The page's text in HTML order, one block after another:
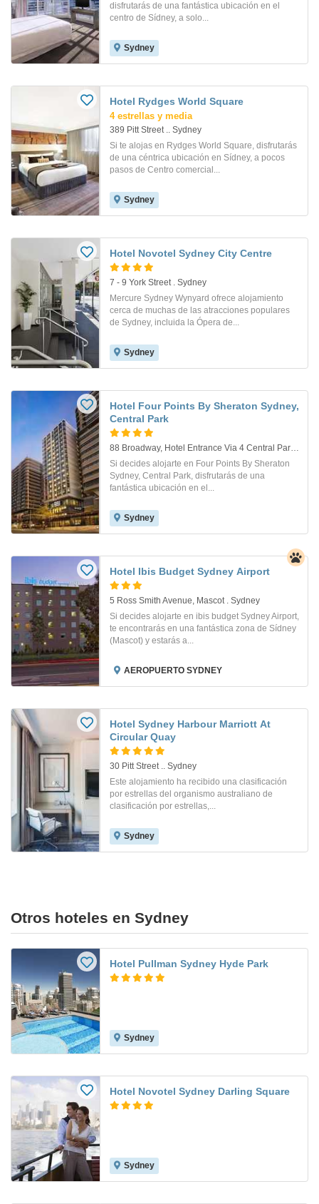
disfrutarás de una fantástica ubicación en el
centro de Sídney, a solo...
Sydney
Hotel Rydges World Square
4 estrellas y media
389 Pitt Street .. Sydney
Si te alojas en Rydges World Square, disfrutarás
de una céntrica ubicación en Sídney, a pocos
pasos de Centro comercial...
Sydney
Hotel Novotel Sydney City Centre
7 - 9 York Street . Sydney
Mercure Sydney Wynyard ofrece alojamiento
cerca de muchas de las atracciones populares
de Sydney, incluida la Ópera de...
Sydney
Hotel Four Points By Sheraton Sydney,
Central Park
88 Broadway, Hotel Entrance Via 4 Central Park Avenue Chippendale,. Sydney
Si decides alojarte en Four Points By Sheraton
Sydney, Central Park, disfrutarás de una
fantástica ubicación en el...
Sydney
Hotel Ibis Budget Sydney Airport
5 Ross Smith Avenue, Mascot . Sydney
Si decides alojarte en ibis budget Sydney Airport,
te encontrarás en una fantástica zona de Sídney
(Mascot) y estarás a...
AEROPUERTO SYDNEY
Hotel Sydney Harbour Marriott At
Circular Quay
30 Pitt Street .. Sydney
Este alojamiento ha recibido una clasificación
por estrellas del organismo australiano de
clasificación por estrellas,...
Sydney
Otros hoteles en Sydney
Hotel Pullman Sydney Hyde Park
Sydney
Hotel Novotel Sydney Darling Square
Sydney